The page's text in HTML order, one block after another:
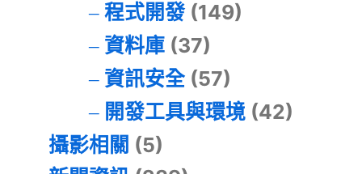
程式開發(149)
資料庫(37)
資訊安全(57)
開發工具與環境(42)
攝影相關 (5)